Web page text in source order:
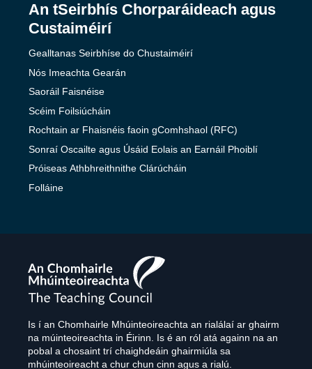
An tSeirbhís Chorparáideach agus
Custaiméirí
Gealltanas Seirbhíse do Chustaiméirí
Nós Imeachta Gearán
Saoráil Faisnéise
Scéim Foilsiúcháin
Rochtain ar Fhaisnéis faoin gComhshaol (RFC)
Sonraí Oscailte agus Úsáid Eolais an Earnáil Phoiblí
Próiseas Athbhreithnithe Clárúcháin
Folláine
The
Teaching
Council
Is í an Chomhairle Mhúinteoireachta an rialálaí ar ghairm
na múinteoireachta in Éirinn. Is é an ról atá againn na an
pobal a chosaint trí chaighdeáin ghairmiúla sa
mhúinteoireacht a chur chun cinn agus a rialú.